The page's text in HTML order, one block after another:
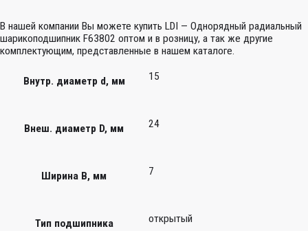
В нашей компании Вы можете купить LDI — Однорядный радиальный
шарикоподшипник F63802 оптом и в розницу, а так же другие
комплектующим, представленные в нашем каталоге.
Внутр. диаметр d, мм 15
Внеш. диаметр D, мм 24
Ширина B, мм 7
Тип подшипника открытый